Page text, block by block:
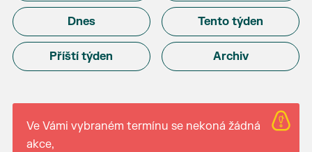
Dnes Tento týden
Příští týden Archiv
Ve Vámi vybraném termínu se nekoná žádná
akce,